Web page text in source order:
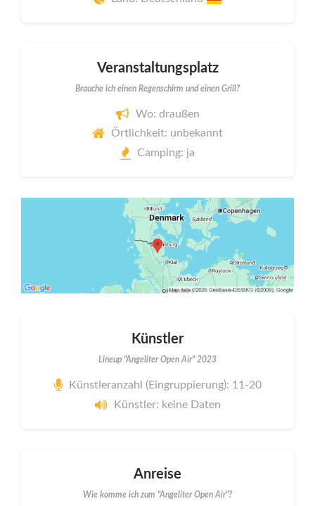
Veranstaltungsplatz
Brauche ich einen Regenschirm und einen Grill?
Wo: draußen
Örtlichkeit: unbekannt
Camping: ja
Künstler
Lineup "Angeliter Open Air" 2023
Künstleranzahl (Eingruppierung): 11-20
Künstler: keine Daten
Anreise
Wie komme ich zum "Angeliter Open Air"?